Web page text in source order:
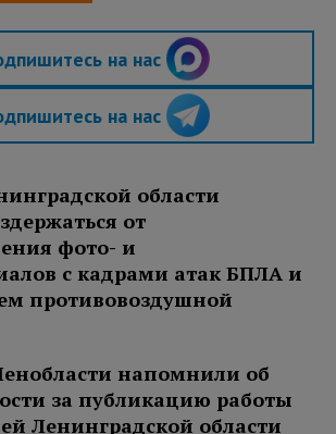
на нас
на нас
области
от
фото- и
с кадрами атак БПЛА и
противовоздушной